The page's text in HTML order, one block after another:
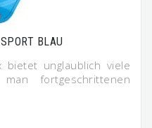
BLAU
bietet unglaublich viele
man fortgeschrittenen